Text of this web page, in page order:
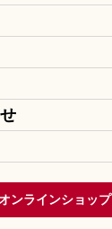
ンラインショップ